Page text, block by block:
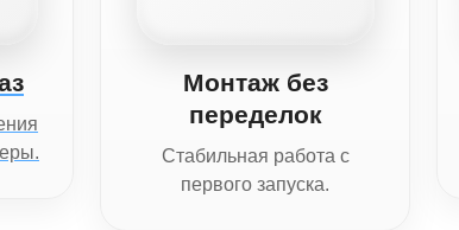
Монтаж без
переделок
Стабильная работа с
первого запуска.